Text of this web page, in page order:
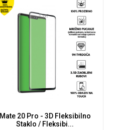
Mate 20 Pro - 3D Fleksibilno
Staklo / Fleksibi...